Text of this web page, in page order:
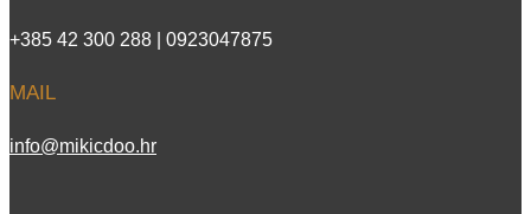
+385 42 300 288 | 0923047875
MAIL
info@mikicdoo.hr